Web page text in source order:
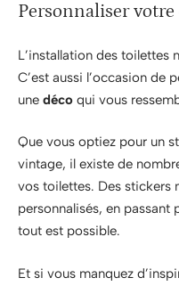
Personnaliser
L’installation des toilettes
C’est aussi l’occasion de
une déco qui vous
Que vous optiez pour un
vintage, il existe de
vos toilettes. Des stickers
personnalisés, en
tout est possible.
Et si vous manquez